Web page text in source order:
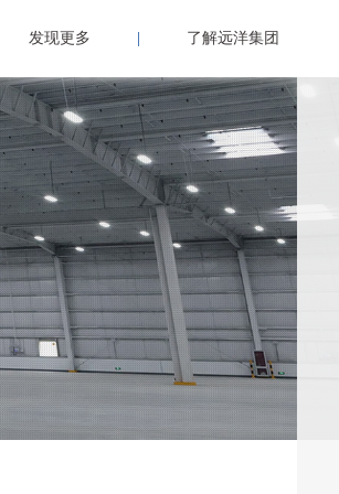
了解远洋集团
发现更多